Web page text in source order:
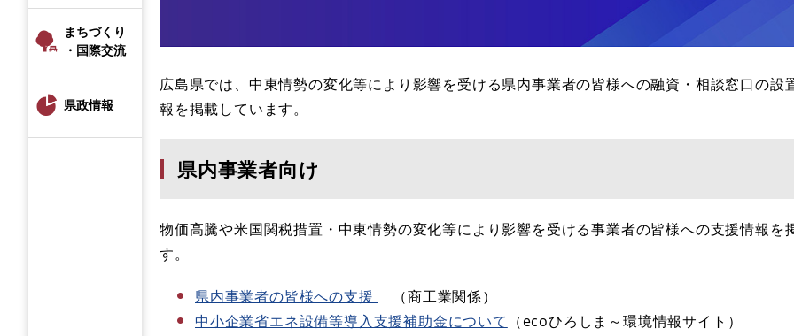
まちづくり
・国際交流
県政情報
広島県では、中東情勢の変化​等により影響を受ける県内事業者の皆様への融資・相談窓口の設
報を掲載しています。
県内事業者向け
物価高騰や米国関税措置・中東情勢の変化​等により影響を受ける事業者の皆様への支援情報を
す。
県内事業者の皆様への支援
（商工業関係）
中小企業省エネ設備等導入支援補助金について （ecoひろしま～環境情報サイト）​